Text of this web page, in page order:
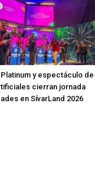
y espectáculo de
cierran jornada
en SívarLand 2026